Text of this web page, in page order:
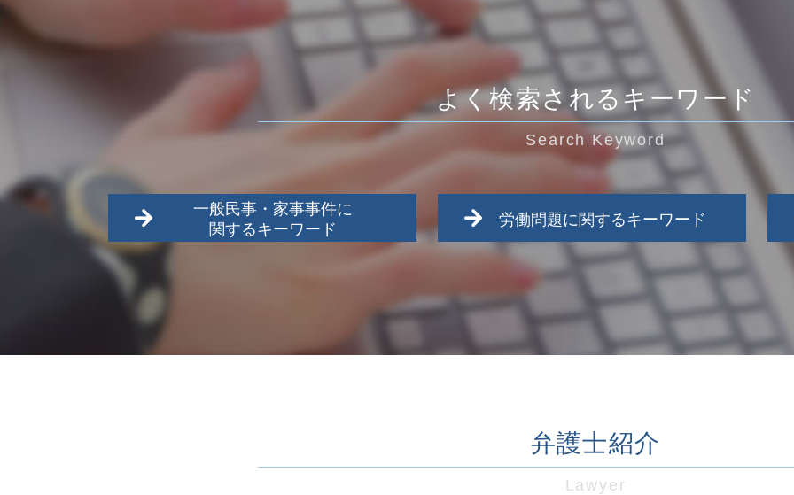
よく検索されるキーワード
Search Keyword
一般民事・家事事件に
関するキーワード
日野市 一般民事
名誉毀損
多摩エリア 一般民事
債権回収 弁護士 費用
労働問題に関するキーワード
労働問題 パワハラ 相談
労働問題 弁護士 相談
未払い残業代 弁護士 費用
労働問題 セクハラ
未払い残業代 弁護士
労働問題 海外
未払い残業代 時効停止
労働問題 課題
弁護士紹介
Lawyer